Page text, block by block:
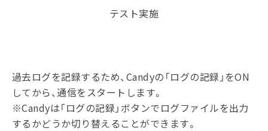
テスト実施
過去ログを記録するため、Candyの「ログの記録」をON
してから、通信をスタートします。
※Candyは「ログの記録」ボタンでログファイルを出力
するかどうか切り替えることができます。